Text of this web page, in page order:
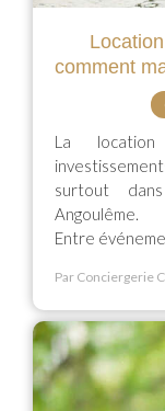
comment
La
surtout
Angoulême.
Entre
Par Conciergerie